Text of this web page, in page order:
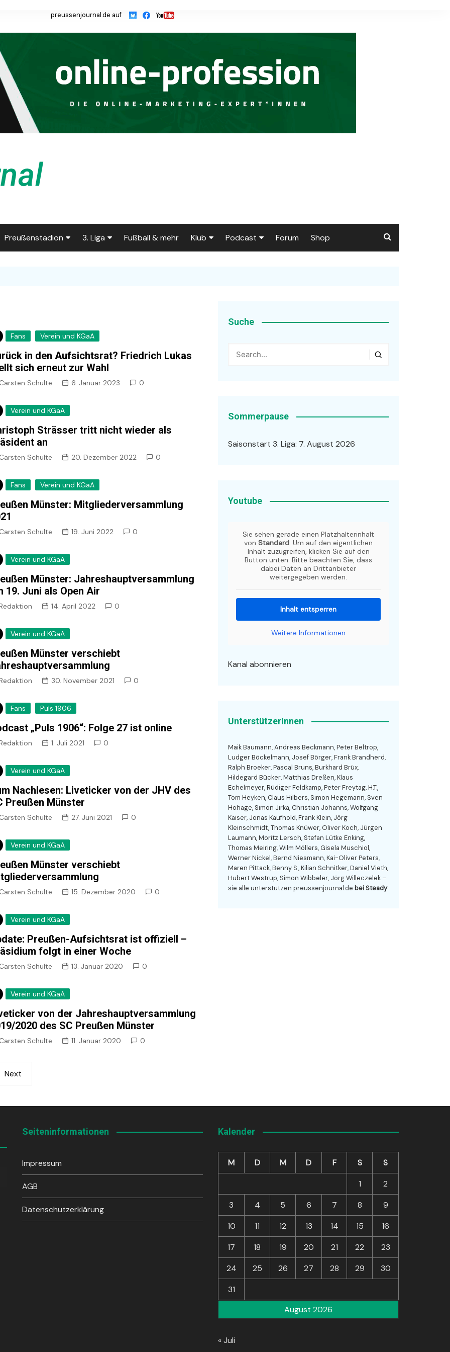
preussenjournal.de auf
2025/2026
Preußenstadion
Stadion-Meilensteine
Das aktuelle
Preußenstadion
Bau der Trainingsplätze
3. Liga
Rahmentermine
2026/2027
Stadien und Klubs
Fußball & mehr Klub
Ex-Preußen
Podcast Forum Shop
Fans Verein und KGaA
in den Aufsichtsrat? Friedrich Lukas
sich erneut zur Wahl
Carsten Schulte 6. Januar 2023 0
Verein und KGaA
Strässer tritt nicht wieder als
an
Carsten Schulte 20. Dezember 2022 0
Fans Verein und KGaA
Münster: Mitgliederversammlung
Carsten Schulte 19. Juni 2022 0
Verein und KGaA
Münster: Jahreshauptversammlung
19. Juni als Open Air
14. April 2022 0
Verein und KGaA
Münster verschiebt
30. November 2021 0
Fans Puls 1906
„Puls 1906“: Folge 27 ist online
1. Juli 2021 0
Verein und KGaA
Nachlesen: Liveticker von der JHV des
Preußen Münster
Carsten Schulte 27. Juni 2021 0
Verein und KGaA
Münster verschiebt
Carsten Schulte 15. Dezember 2020 0
Verein und KGaA
Preußen-Aufsichtsrat ist offiziell –
folgt in einer Woche
Carsten Schulte 13. Januar 2020 0
Verein und KGaA
von der Jahreshauptversammlung
2020 des SC Preußen Münster
Carsten Schulte 11. Januar 2020 0
Next
Suche
Sommerpause
Saisonstart 3. Liga: 7. August 2026
Youtube
Sie sehen gerade einen Platzhalterinhalt
von Standard. Um auf den eigentlichen
Inhalt zuzugreifen, klicken Sie auf den
Button unten. Bitte beachten Sie, dass
dabei Daten an Drittanbieter
weitergegeben werden.
Inhalt entsperren
Weitere Informationen
Kanal abonnieren
UnterstützerInnen
Maik Baumann, Andreas Beckmann, Peter Beltrop,
Ludger Böckelmann, Josef Börger, Frank Brandherd,
Ralph Broeker, Pascal Bruns, Burkhard Brüx,
Hildegard Bücker, Matthias Dreßen, Klaus
Echelmeyer, Rüdiger Feldkamp, Peter Freytag, H.T.,
Tom Heyken, Claus Hilbers, Simon Hegemann, Sven
Hohage, Simon Jirka, Christian Johanns, Wolfgang
Kaiser, Jonas Kaufhold, Frank Klein, Jörg
Kleinschmidt, Thomas Knüwer, Oliver Koch, Jürgen
Laumann, Moritz Lersch, Stefan Lütke Enking,
Thomas Meiring, Wilm Möllers, Gisela Muschiol,
Werner Nickel, Bernd Niesmann, Kai-Oliver Peters,
Maren Pittack, Benny S., Kilian Schnitker, Daniel Vieth,
Hubert Westrup, Simon Wibbeler, Jörg Willeczelek –
sie alle unterstützen preussenjournal.de bei Steady
Seiteninformationen
Impressum
AGB
Datenschutzerklärung
Kalender
August 2026
M D M D F S
S
1
2
3
4 5 6 7 8
9
10
11 12 13 14 15
16
17
18 19 20 21 22
23
24
25 26 27 28 29
30
31
« Juli